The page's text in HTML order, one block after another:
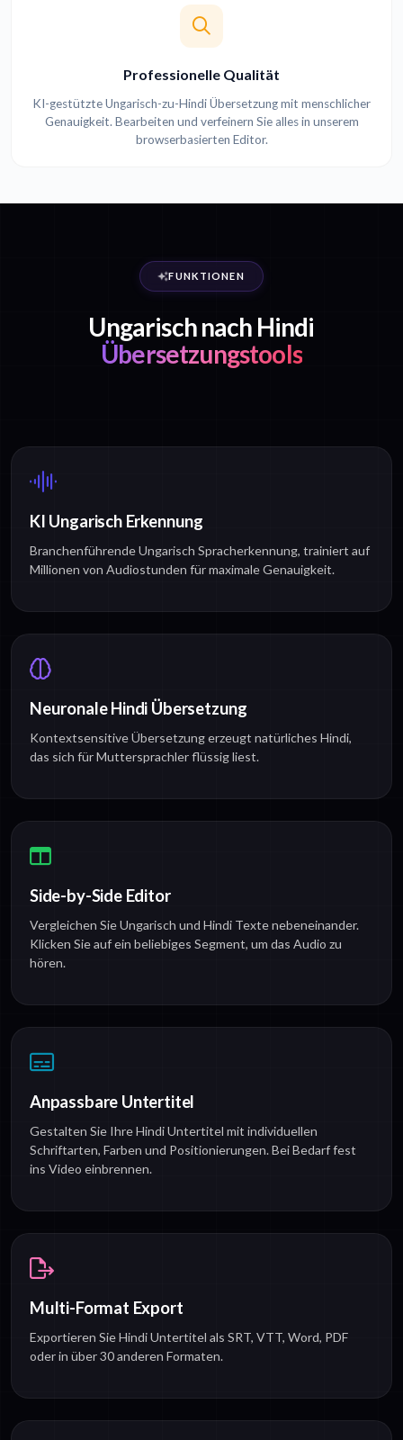
Professionelle Qualität
KI-gestützte Ungarisch-zu-Hindi Übersetzung mit menschlicher
Genauigkeit. Bearbeiten und verfeinern Sie alles in unserem
browserbasierten Editor.
FUNKTIONEN
Ungarisch nach Hindi
Übersetzungstools
KI Ungarisch Erkennung
Branchenführende Ungarisch Spracherkennung, trainiert auf
Millionen von Audiostunden für maximale Genauigkeit.
Neuronale Hindi Übersetzung
Kontextsensitive Übersetzung erzeugt natürliches Hindi,
das sich für Muttersprachler flüssig liest.
Side-by-Side Editor
Vergleichen Sie Ungarisch und Hindi Texte nebeneinander.
Klicken Sie auf ein beliebiges Segment, um das Audio zu
hören.
Anpassbare Untertitel
Gestalten Sie Ihre Hindi Untertitel mit individuellen
Schriftarten, Farben und Positionierungen. Bei Bedarf fest
ins Video einbrennen.
Multi-Format Export
Exportieren Sie Hindi Untertitel als SRT, VTT, Word, PDF
oder in über 30 anderen Formaten.